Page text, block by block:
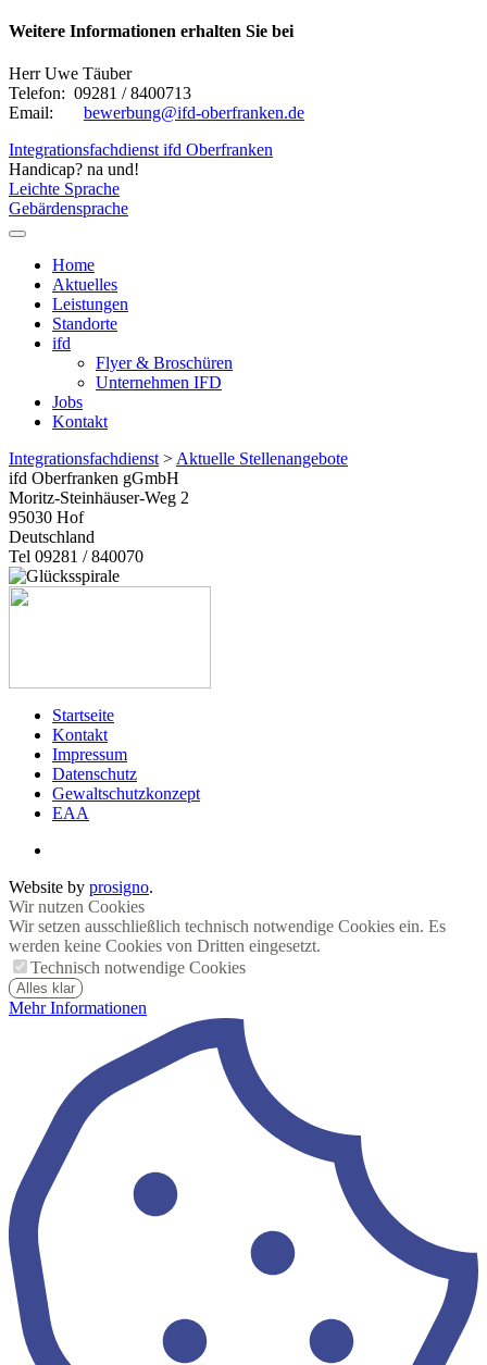
Weitere Informationen erhalten Sie bei
Herr Uwe Täuber
Telefon: 09281 / 8400713
Email: bewerbung@ifd-oberfranken.de
Integrationsfachdienst ifd Oberfranken
Handicap? na und!
Leichte Sprache
Gebärdensprache
Home
Aktuelles
Leistungen
Standorte
ifd
Flyer & Broschüren
Unternehmen IFD
Jobs
Kontakt
Integrationsfachdienst > Aktuelle Stellenangebote
ifd Oberfranken gGmbH
Moritz-Steinhäuser-Weg 2
95030 Hof
Deutschland
Tel 09281 / 840070
Startseite
Kontakt
Impressum
Datenschutz
Gewaltschutzkonzept
EAA
Website by prosigno.
Wir nutzen Cookies
Wir setzen ausschließlich technisch notwendige Cookies ein. Es
werden keine Cookies von Dritten eingesetzt.
Technisch notwendige Cookies
Alles klar
Mehr Informationen